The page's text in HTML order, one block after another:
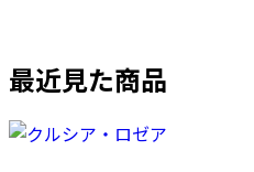
最近見た商品